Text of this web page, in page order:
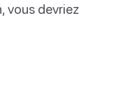
vous devriez